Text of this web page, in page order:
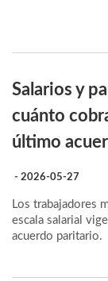
Salarios y
cuánto
último
- 2026-05-27
Los trabajadores
escala salarial
acuerdo paritario.